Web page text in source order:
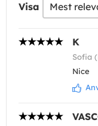
Visa
K
Sofia
Nice